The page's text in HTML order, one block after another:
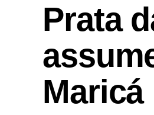
Prata
Maricá